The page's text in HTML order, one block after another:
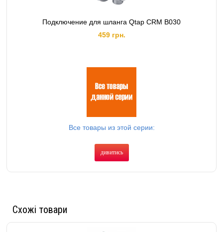
Подключение для шланга Qtap CRM B030
459 грн.
Все товары из этой серии:
дивитись
Схожі товари